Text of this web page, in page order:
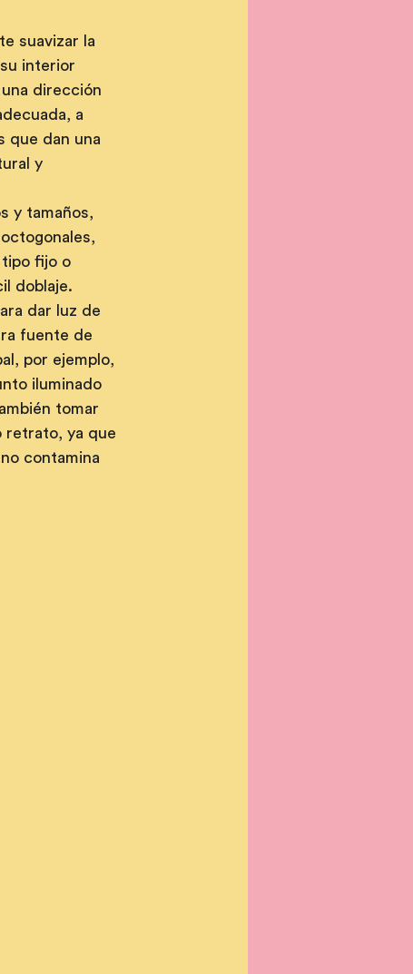
suavizar la
interior
dirección
a
que dan una
y
y tamaños,
tipo fijo o
doblaje.
dar luz de
fuente de
por ejemplo,
iluminado
tomar
retrato, ya que
contamina